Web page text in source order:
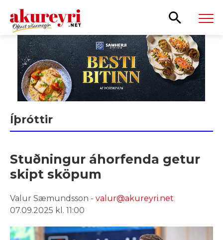
Leita
Íþróttir
Stuðningur áhorfenda getur
skipt sköpum
Valur Sæmundsson - valur@akureyri.net
07.09.2025 kl. 11:00